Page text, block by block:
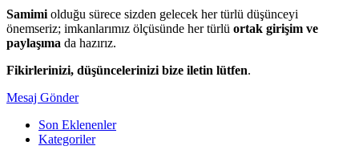
Samimi olduğu sürece sizden gelecek her türlü düşünceyi
önemseriz; imkanlarımız ölçüsünde her türlü ortak girişim ve
paylaşıma da hazırız.
Fikirlerinizi, düşüncelerinizi bize iletin lütfen.
Mesaj Gönder
Son Eklenenler
Kategoriler